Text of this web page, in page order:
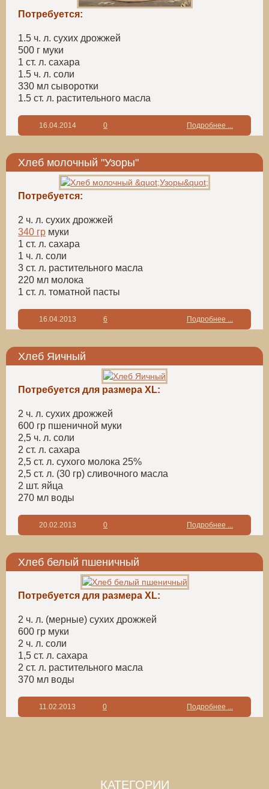
Потребуется:
1.5 ч. л. сухих дрожжей
500 г муки
1 ст. л. сахара
1.5 ч. л. соли
330 мл сыворотки
1.5 ст. л. растительного масла
16.04.2014 0 Подробнее ...
Хлеб молочный "Узоры"
Потребуется:
2 ч. л. сухих дрожжей
340 гр муки
1 ст. л. сахара
1 ч. л. соли
3 ст. л. растительного масла
220 мл молока
1 ст. л. томатной пасты
16.04.2013 6 Подробнее ...
Хлеб Яичный
Потребуется для размера ХL:
2 ч. л. сухих дрожжей
600 гр пшеничной муки
2,5 ч. л. соли
2 ст. л. сахара
2,5 ст. л. сухого молока 25%
2,5 ст. л. (30 гр) сливочного масла
2 шт. яйца
270 мл воды
20.02.2013 0 Подробнее ...
Хлеб белый пшеничный
Потребуется для размера XL:
2 ч. л. (мерные) сухих дрожжей
600 гр муки
2 ч. л. соли
1,5 ст. л. сахара
2 ст. л. растительного масла
370 мл воды
11.02.2013 0 Подробнее ...
КАТЕГОРИИ